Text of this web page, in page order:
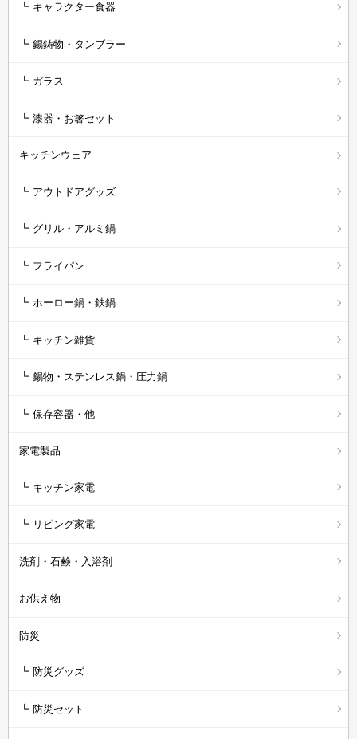
┗ キャラクター食器
┗ 錫鋳物・タンブラー
┗ ガラス
┗ 漆器・お箸セット
キッチンウェア
┗ アウトドアグッズ
┗ グリル・アルミ鍋
┗ フライパン
┗ ホーロー鍋・鉄鍋
┗ キッチン雑貨
┗ 錫物・ステンレス鍋・圧力鍋
┗ 保存容器・他
家電製品
┗ キッチン家電
┗ リビング家電
洗剤・石鹸・入浴剤
お供え物
防災
┗ 防災グッズ
┗ 防災セット